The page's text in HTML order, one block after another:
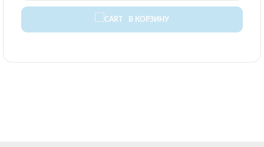
В КОРЗИНУ